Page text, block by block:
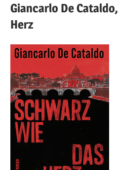
Giancarlo De Cataldo,
Herz